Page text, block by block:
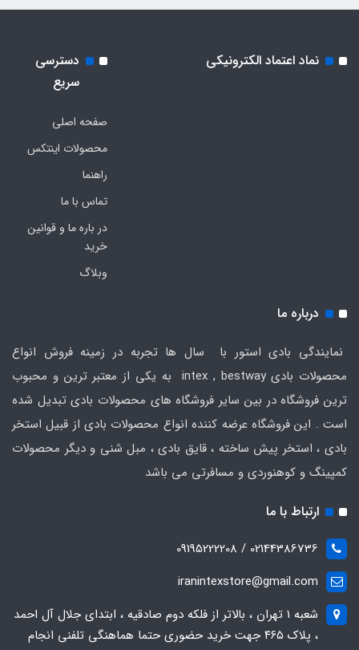
نماد اعتماد الکترونیکی
دسترسی
سریع
صفحه اصلی
محصولات اینتکس
راهنما
تماس با ما
در باره ما و قوانین
خرید
وبلاگ
درباره ما
نمایندگی بادی استور با سال ها تجربه در زمینه فروش انواع
محصولات بادی intex , bestway به یکی از معتبر ترین و محبوب
ترین فروشگاه در بین سایر فروشگاه های محصولات بادی تبدیل شده
است . این فروشگاه عرضه کننده انواع محصولات بادی از قبیل استخر
بادی ، استخر پیش ساخته ، قایق بادی ، مبل شنی و دیگر محصولات
کمپینگ و کوهنوردی و مسافرتی می باشد
ارتباط با ما
02144386736 / 09195222208
iranintexstore@gmail.com
شعبه ۱ تهران ، بالاتر از فلکه دوم صادقیه ، ابتدای جلال آل احمد
، پلاک ۴۶۵ جهت خرید حضوری حتما هماهنگی تلفنی انجام